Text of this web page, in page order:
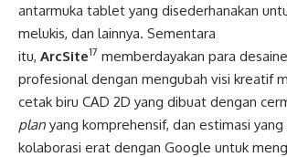
antarmuka tablet yang disederhanakan
melukis, dan lainnya. Sementara
itu, ArcSite17 memberdayakan para
profesional dengan mengubah visi kreatif
cetak biru CAD 2D yang dibuat dengan
plan yang komprehensif, dan estimasi
kolaborasi erat dengan Google untuk